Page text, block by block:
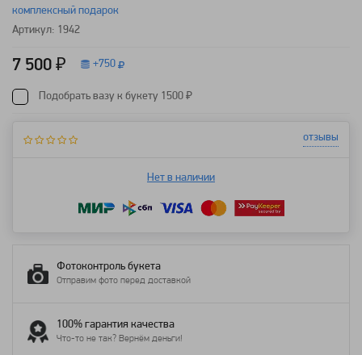
комплексный подарок
Артикул: 1942
7 500 ₽ +750
Подобрать вазу к букету 1500 ₽
отзывы
Нет в наличии
Фотоконтроль букета
Отправим фото перед доставкой
100% гарантия качества
Что-то не так? Вернём деньги!